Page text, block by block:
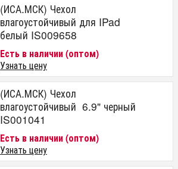
(ИСА.МСК) Чехол
влагоустойчивый для IPad
белый IS009658
Есть в наличии (оптом)
Узнать цену
(ИСА.МСК) Чехол
влагоустойчивый 6.9" черный
IS001041
Есть в наличии (оптом)
Узнать цену